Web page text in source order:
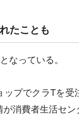
たことも
なっている。
プでクラTを受
消費者生活セン